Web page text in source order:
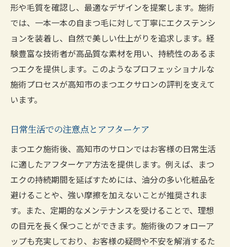
形や毛質を確認し、最適なデザインを提案します。施術
では、一本一本の自まつ毛に対して丁寧にエクステンシ
ョンを装着し、自然で美しい仕上がりを追求します。経
験豊富な技術者が高品質な素材を用い、持続性のあるま
つエクを提供します。このようなプロフェッショナルな
施術プロセスが高知市のまつエクサロンの評判を支えて
います。
日常生活での注意点とアフターケア
まつエク施術後、高知市のサロンではお客様の日常生活
に適したアフターケア方法を提供します。例えば、まつ
エクの持続期間を延ばすためには、油分の多い化粧品を
避けることや、強い摩擦を加えないことが推奨されま
す。また、定期的なメンテナンスを受けることで、理想
の目元を長く保つことができます。施術後のフォローア
ップも充実しており、お客様の疑問や不安を解消するた